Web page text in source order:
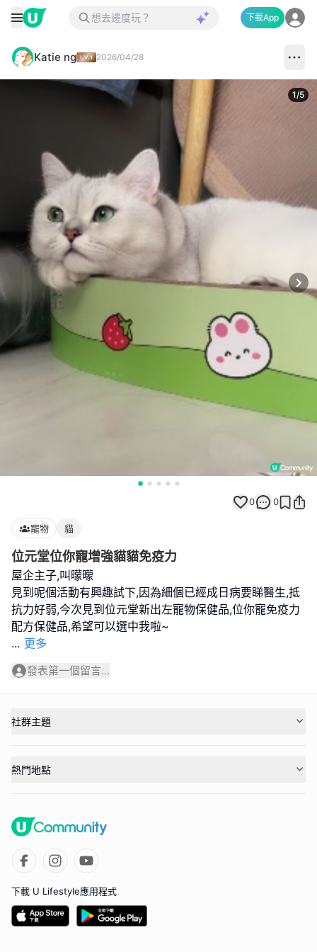
下載App
Katie ng 2026/04/28
1/5
0 0
寵物 貓
位元堂位你寵增強貓貓免疫力
屋企主子,叫曚曚
見到呢個活動有興趣試下,因為細個已經成日病要睇醫生,抵
抗力好弱,今次見到位元堂新出左寵物保健品,位你寵免疫力
... 更多
發表第一個留言...
社群主題
熱門地點
下載 U Lifestyle應用程式